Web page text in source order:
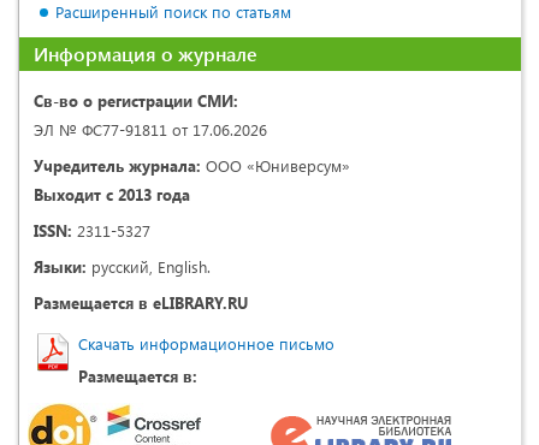
Расширенный поиск по статьям
Информация о журнале
Св-во о регистрации СМИ:
ЭЛ № ФС77-91811 от 17.06.2026
Учредитель журнала: ООО «Юниверсум»
Выходит с 2013 года
ISSN: 2311-5327
Языки: русский, English.
Размещается в eLIBRARY.RU
Скачать информационное письмо
Размещается в: